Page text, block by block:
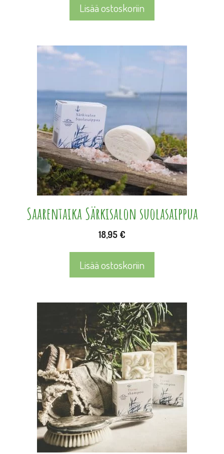
Lisää ostoskoriin
Saarentaika Särkisalon suolasaippua
18,95 €
Lisää ostoskoriin